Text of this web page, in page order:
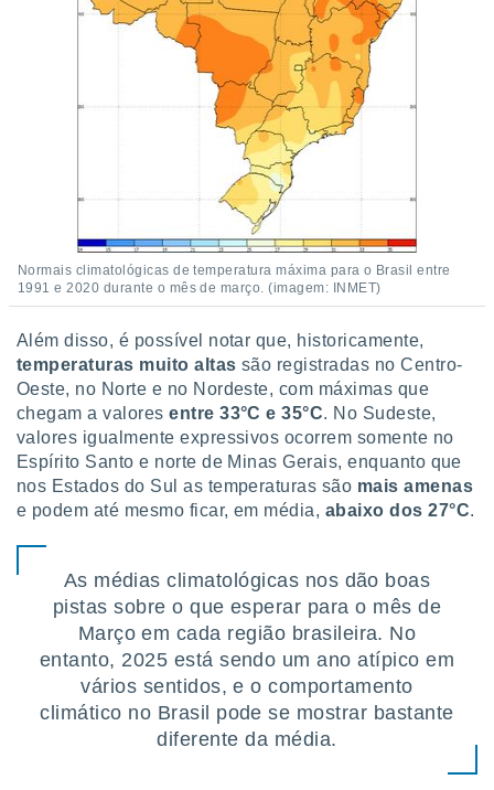
de
1199
Normais climatológicas de temperatura máxima para o Brasil entre
1991 e 2020 durante o mês de março. (imagem: INMET)
Além disso, é possível notar que, historicamente,
temperaturas muito altas são registradas no Centro-
Oeste, no Norte e no Nordeste, com máximas que
chegam a valoresentre 33°C e 35°C. No Sudeste,
valores igualmente expressivos ocorrem somente no
Espírito Santo e norte de Minas Gerais, enquanto que
nos Estados do Sul as temperaturas são mais amenas
e podem até mesmo ficar, em média, abaixo dos 27°C.
As médias climatológicas nos dão boas
pistas sobre o que esperar para o mês de
Março em cada região brasileira. No
entanto, 2025 está sendo um ano atípico em
vários sentidos, e o comportamento
climático no Brasil pode se mostrar bastante
diferente da média.